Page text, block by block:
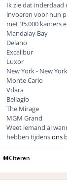
Ik zie dat inderdaad
invoeren voor hun
met 35.000 kamers
Mandalay Bay
Delano
Excalibur
Luxor
New York - New York
Monte Carlo
Vdara
Bellagio
The Mirage
MGM Grand
Weet iemand al
hebben tijdensons
Citeren